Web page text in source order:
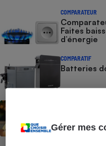
Gérer mes
COMPARATEUR
Faites
d’énergie
COMPARATIF
Batteries
1er août